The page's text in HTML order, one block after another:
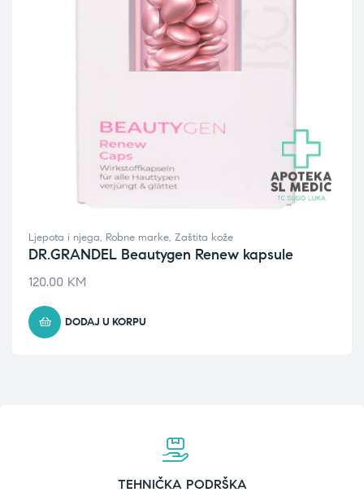
Ljepota i njega, Robne marke, Zaštita kože
DR.GRANDEL Beautygen Renew kapsule
120.00 KM
DODAJ U KORPU
TEHNIČKA PODRŠKA